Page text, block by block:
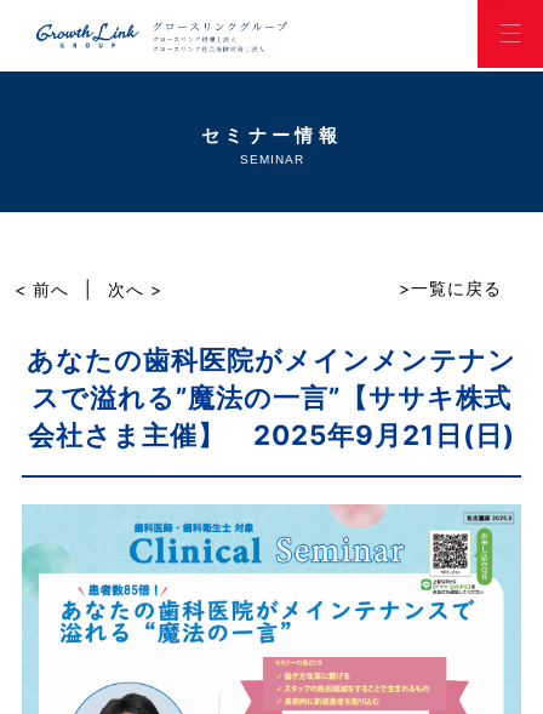
セミナー情報
SEMINAR
>一覧に戻る
< 前へ 次へ >
あなたの歯科医院がメインメンテナン
スで溢れる”魔法の一言”【ササキ株式
会社さま主催】 2025年9月21日(日)